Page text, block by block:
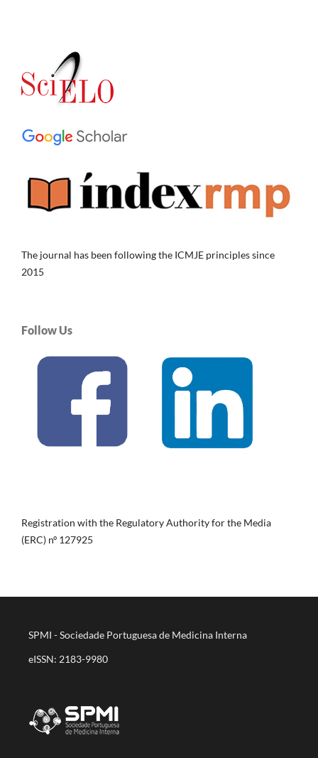
The journal has been following the ICMJE principles since
2015
Follow Us
Registration with the Regulatory Authority for the Media
(ERC) nº 127925
SPMI - Sociedade Portuguesa de Medicina Interna
eISSN: 2183-9980